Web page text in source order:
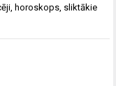
, horoskops, sliktākie